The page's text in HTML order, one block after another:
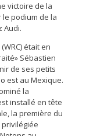
victoire de la
le podium de la
Audi.
était en
Sébastien
de ses petits
est au Mexique.
la
installé en tête
la première du